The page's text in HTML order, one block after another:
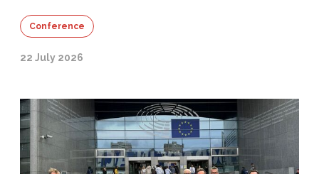
Conference
22 July 2026